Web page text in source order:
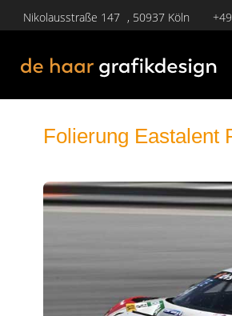
Nikolausstraße 147 , 50937 Köln
Folierung Eastalent